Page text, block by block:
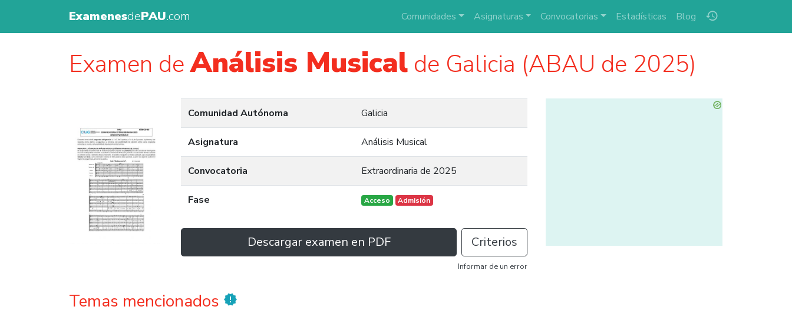
ExamenesdePAU.com history
Comunidades Asignaturas Convocatorias Estadísticas Blog
Examen deAnálisis Musical de Galicia (ABAU de 2025)
Comunidad Autónoma Galicia
Asignatura Análisis Musical
Convocatoria Extraordinaria de 2025
Fase Acceso Admisión
Descargar examen en PDF Criterios
Informar de un error
Temas mencionados new_releases